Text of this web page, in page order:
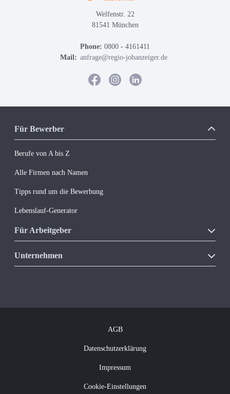
Welfenstr. 22
81541 München
Phone: 0800 - 4161411
Mail: anfrage@regio-jobanzeiger.de
Für Bewerber
Berufe von A bis Z
Alle Firmen nach Namen
Tipps rund um die Bewerbung
Lebenslauf-Generator
Für Arbeitgeber
Unsere Produkte
Unternehmen
AGB
Datenschutzerklärung
Impressum
Cookie-Einstellungen